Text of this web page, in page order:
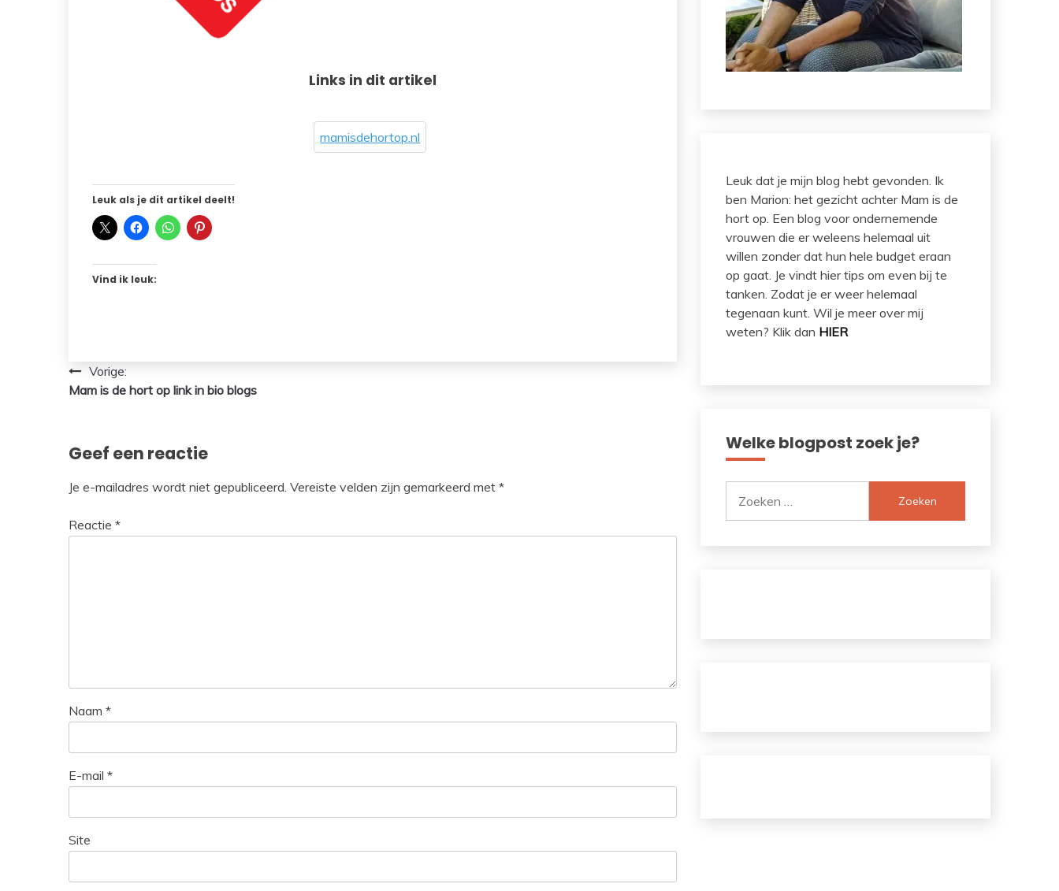
Links in dit artikel
mamisdehortop.nl
Leuk als je dit artikel deelt!
Vind ik leuk:
Bericht
navigatie
Vorige:
Mam is de hort op link in bio blogs
Geef een reactie
Je e-mailadres wordt niet gepubliceerd. Vereiste velden zijn gemarkeerd met *
Reactie *
Naam *
E-mail *
Site
Leuk dat je mijn blog hebt gevonden. Ik
ben Marion: het gezicht achter Mam is de
hort op. Een blog voor ondernemende
vrouwen die er weleens helemaal uit
willen zonder dat hun hele budget eraan
op gaat. Je vindt hier tips om even bij te
tanken. Zodat je er weer helemaal
tegenaan kunt. Wil je meer over mij
weten? Klik dan HIER
Welke blogpost zoek je?
naar: